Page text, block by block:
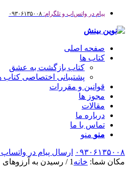
پیام در واتس‌اپ و تلگرام: ۰۹۳۰۶۱۳۵۰۰۸
صفحه اصلی
کتاب ها
کتاب بازگشت به عشق
پشتیبانی اختصاصی کتاب
قوانین و مقررات
مجوز ها
مقالات
درباره ما
تماس با ما
منو منو
۰۹۳۰۶۱۳۵۰۰۸
ارسال پیام در واتساپ
مکان شما: خانه 1
/ رسیدن به